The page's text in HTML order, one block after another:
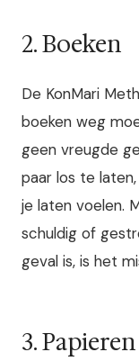
2. Boeken
De KonMari
boeken weg
geen vreugde
paar los te
je laten voelen.
schuldig of
geval is, is het
3. Papieren